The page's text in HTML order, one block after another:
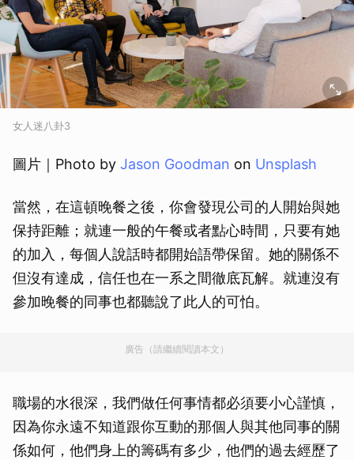
女人迷八卦3
圖片｜Photo by Jason Goodman on Unsplash
當然，在這頓晚餐之後，你會發現公司的人開始與她
保持距離；就連一般的午餐或者點心時間，只要有她
的加入，每個人說話時都開始語帶保留。她的關係不
但沒有達成，信任也在一系之間徹底瓦解。就連沒有
參加晚餐的同事也都聽說了此人的可怕。
廣告（請繼續閱讀本文）
職場的水很深，我們做任何事情都必須要小心謹慎，
因為你永遠不知道跟你互動的那個人與其他同事的關
係如何，他們身上的籌碼有多少，他們的過去經歷了